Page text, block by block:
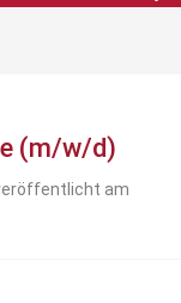
(m/w/d)
am